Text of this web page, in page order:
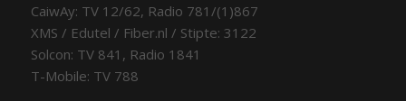
CaiwAy: TV 12/62, Radio 781/(1)867
XMS / Edutel / Fiber.nl / Stipte: 3122
Solcon: TV 841, Radio 1841
T-Mobile: TV 788